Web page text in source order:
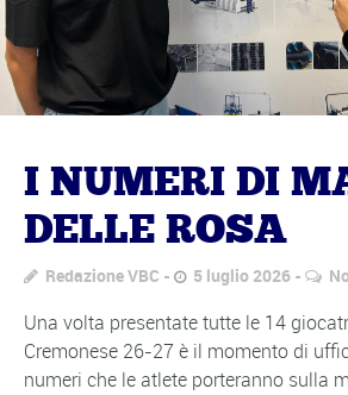
I NUMERI DI
DELLE ROSA
Redazione VBC 5 luglio 2026
Una volta presentate tutte le 14
Cremonese 26-27 è il momento di
numeri che le atlete porteranno sulla